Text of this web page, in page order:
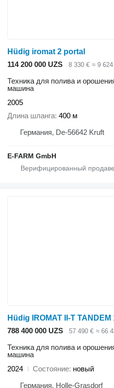
Hüdig iromat 2 portal
114 200 000 UZS
8 330 € ≈ 9
Техника для полива и
машина
2005
Длина шланга 400 м
Германия, De-56642 Kruft
E-FARM GmbH
Hüdig IROMAT II-T TANDEM
788 400 000 UZS
57 490 € ≈ 66
Техника для полива и
машина
2024
Состояние новый
Германия, Holle-Grasdorf